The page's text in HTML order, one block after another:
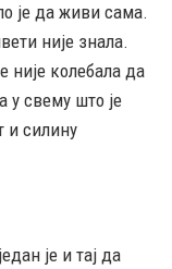
је да живи сама.
није знала.
није колебала да
у свему што је
и силину
је и тај да